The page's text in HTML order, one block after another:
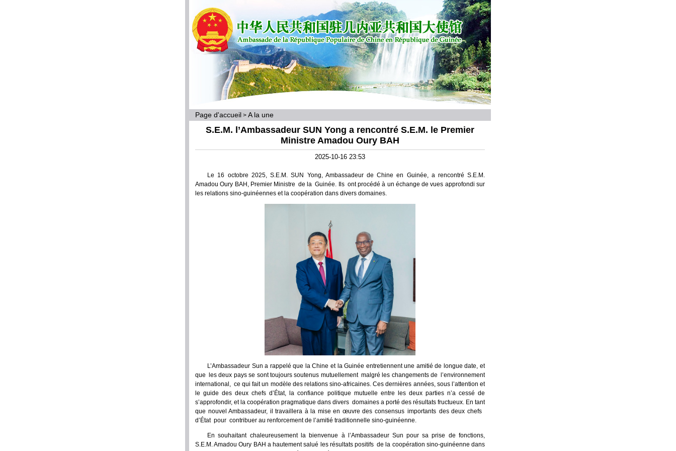
Page d'accueil > A la une
S.E.M. l’Ambassadeur SUN Yong a rencontré S.E.M. le Premier
Ministre Amadou Oury BAH
2025-10-16 23:53
Le 16 octobre 2025, S.E.M. SUN Yong, Ambassadeur de Chine en Guinée, a rencontré S.E.M.
Amadou Oury BAH, Premier Ministre de la Guinée. Ils ont procédé à un échange de vues approfondi sur
les relations sino-guinéennes et la coopération dans divers domaines.
L’Ambassadeur Sun a rappelé que la Chine et la Guinée entretiennent une amitié de longue date, et
que les deux pays se sont toujours soutenus mutuellement malgré les changements de l’environnement
international, ce qui fait un modèle des relations sino-africaines. Ces dernières années, sous l’attention et
le guide des deux chefs d’État, la confiance politique mutuelle entre les deux parties n’a cessé de
s’approfondir, et la coopération pragmatique dans divers domaines a porté des résultats fructueux. En tant
que nouvel Ambassadeur, il travaillera à la mise en œuvre des consensus importants des deux chefs
d’État pour contribuer au renforcement de l’amitié traditionnelle sino-guinéenne.
En souhaitant chaleureusement la bienvenue à l’Ambassadeur Sun pour sa prise de fonctions,
S.E.M. Amadou Oury BAH a hautement salué les résultats positifs de la coopération sino-guinéenne dans